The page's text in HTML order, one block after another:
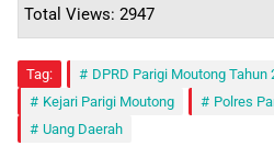
Total Views: 2947
Tag:
DPRD Parigi Moutong Tahun
Kejari Parigi Moutong
Polres
Uang Daerah